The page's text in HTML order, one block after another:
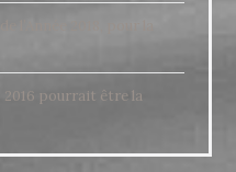
l’Année 2018, pour la
pourrait être la